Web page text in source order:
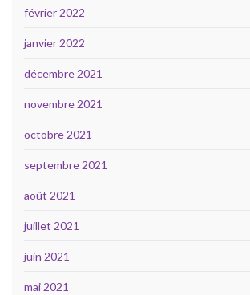
février 2022
janvier 2022
décembre 2021
novembre 2021
octobre 2021
septembre 2021
août 2021
juillet 2021
juin 2021
mai 2021